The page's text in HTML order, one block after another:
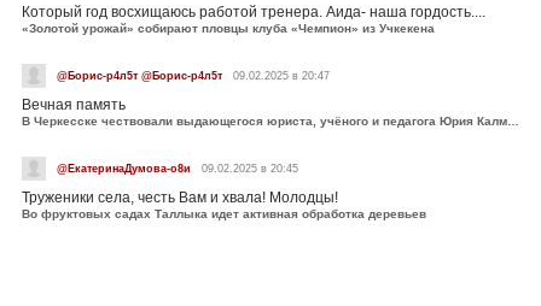
Который год восхищаюсь работой тренера. Аида- наша гордость....
«Золотой урожай» собирают пловцы клуба «Чемпион» из Учкекена
@Борис-р4л5т @Борис-р4л5т 09.02.2025 в 20:47
Вечная память
В Черкесске чествовали выдающегося юриста, учёного и педагога Юрия Калмыкова
@ЕкатеринаДумова-о8и 09.02.2025 в 20:45
Труженики села, честь Вам и хвала! Молодцы!
Во фруктовых садах Таллыка идет активная обработка деревьев